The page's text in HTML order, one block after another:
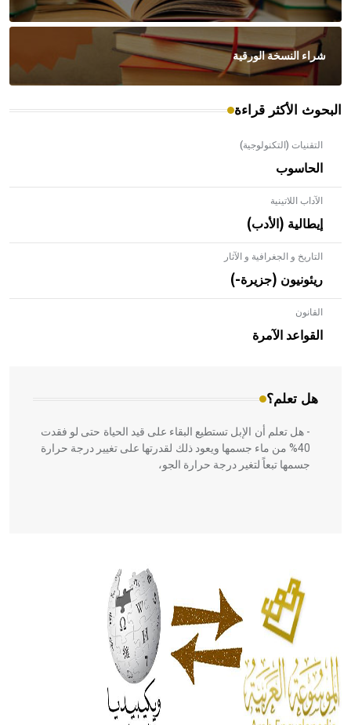
شراء النسخة الورقية
البحوث الأكثر قراءة
التقنيات (التكنولوجية)
الحاسوب
الآداب اللاتينية
إيطالية (الأدب)
التاريخ و الجغرافية و الآثار
ريئونيون (جزيرة-)
القانون
القواعد الآمرة
هل تعلم؟
- هل تعلم أن الأبلق نوع من الفنون الهندسية التي ارتبطت
بالعمارة الإسلامية في بلاد الشام ومصر خاصة، حيث يحرص
المعمار على بناء مداميكه وخاصة في الواجهات
- هل تعلم أن الإبل تستطيع البقاء على قيد الحياة حتى لو فقدت
40% من ماء جسمها ويعود ذلك لقدرتها على تغيير درجة حرارة
جسمها تبعاً لتغير درجة حرارة الجو،
الحكم، الأدلة، تنظيم التغذية، ورسالته في جروح الرأس. ويعود
له الفضل بأنه حرر الطب من الدين والفلسفة.
- هل تعلم أن المرجان إفراز حيواني يتكون في البحر ويتركب
من مادة كربونات الكلسيوم، وهو أحمر أو شديد الحمرة وهو
أجود أنواعه، ويمتاز بكبر الحجم ويسمى الش